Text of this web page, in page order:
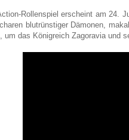
Rollenspiel erscheint am 24.
blutrünstiger Dämonen,
um das Königreich Zagoravia und